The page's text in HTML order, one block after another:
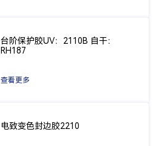
台阶保护胶UV：2110B 自干：
RH187
查看更多
电致变色封边胶2210